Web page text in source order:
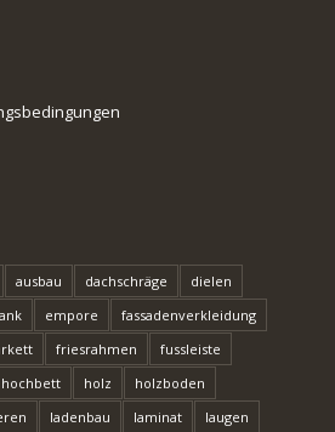
ausbau dachschräge
dielen
empore
fassadenverkleidung
friesrahmen
fussleiste
hochbett holz
holzboden
ladenbau laminat laugen